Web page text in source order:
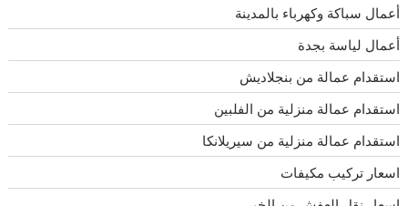
أعمال سباكة وكهرباء بالمدينة
أعمال لياسة بجدة
استقدام عمالة من بنجلاديش
استقدام عمالة منزلية من الفلبين
استقدام عمالة منزلية من سيريلانكا
اسعار تركيب مكيفات